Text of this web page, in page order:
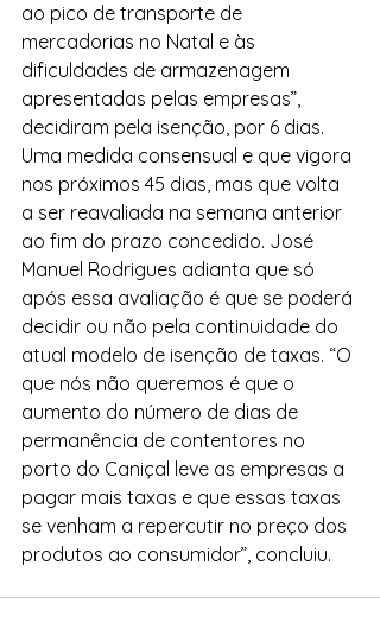
ao pico de transporte de
mercadorias no Natal e às
dificuldades de armazenagem
apresentadas pelas empresas”,
decidiram pela isenção, por 6 dias.
Uma medida consensual e que vigora
nos próximos 45 dias, mas que volta
a ser reavaliada na semana anterior
ao fim do prazo concedido. José
Manuel Rodrigues adianta que só
após essa avaliação é que se poderá
decidir ou não pela continuidade do
atual modelo de isenção de taxas. “O
que nós não queremos é que o
aumento do número de dias de
permanência de contentores no
porto do Caniçal leve as empresas a
pagar mais taxas e que essas taxas
se venham a repercutir no preço dos
produtos ao consumidor”, concluiu.